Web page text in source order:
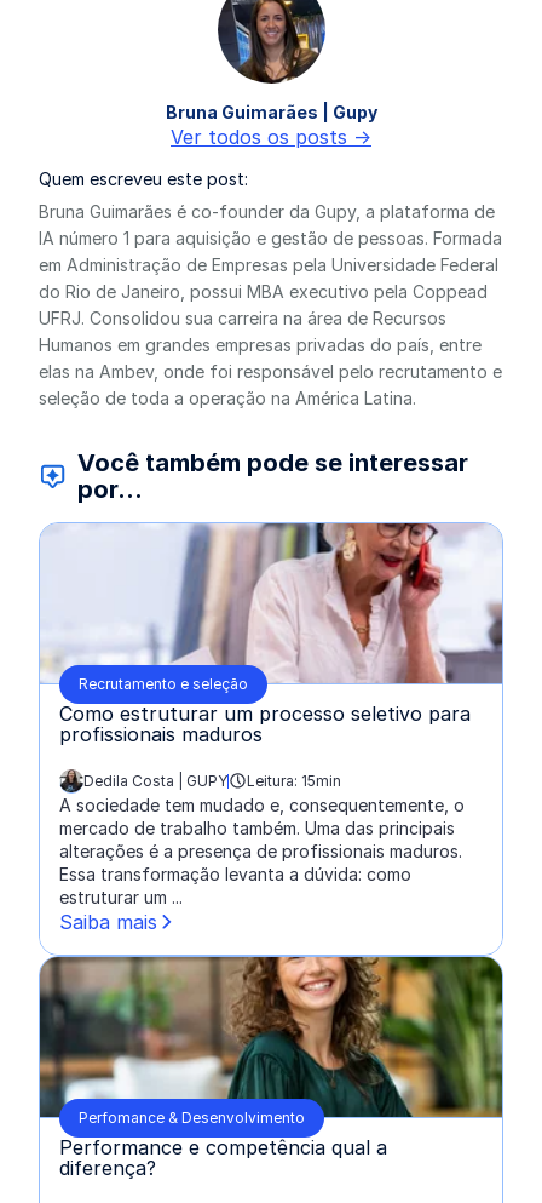
Bruna Guimarães | Gupy
Ver todos os posts ->
Quem escreveu este post:
Bruna Guimarães é co-founder da Gupy, a plataforma de
IA número 1 para aquisição e gestão de pessoas. Formada
em Administração de Empresas pela Universidade Federal
do Rio de Janeiro, possui MBA executivo pela Coppead
UFRJ. Consolidou sua carreira na área de Recursos
Humanos em grandes empresas privadas do país, entre
elas na Ambev, onde foi responsável pelo recrutamento e
seleção de toda a operação na América Latina.
Você também pode se interessar
por...
Recrutamento e seleção
Como estruturar um processo seletivo para
profissionais maduros
escrito por:
Dedila Costa | GUPY Leitura: 15min
A sociedade tem mudado e, consequentemente, o
mercado de trabalho também. Uma das principais
alterações é a presença de profissionais maduros.
Essa transformação levanta a dúvida: como
estruturar um ...
Saiba mais
Perfomance & Desenvolvimento
Performance e competência qual a
diferença?